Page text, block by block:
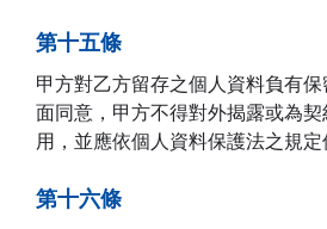
第十五條
甲方對乙方留存之個人資料負有
面同意，甲方不得對外揭露或為契
用，並應依個人資料保護法之規定
第十六條